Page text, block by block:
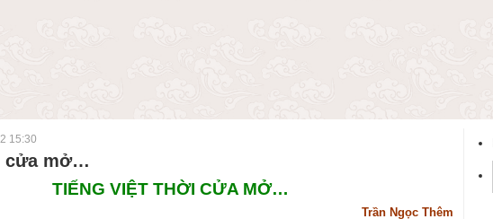
15:30
cửa mở…
TIẾNG VIỆT THỜI CỬA MỞ…
Trần Ngọc Thêm